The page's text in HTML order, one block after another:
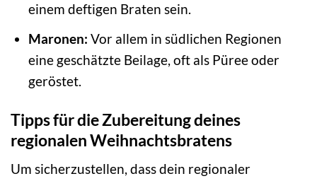
einem deftigen Braten sein.
Maronen: Vor allem in südlichen Regionen
eine geschätzte Beilage, oft als Püree oder
geröstet.
Tipps für die Zubereitung deines
regionalen Weihnachtsbratens
Um sicherzustellen, dass dein regionaler